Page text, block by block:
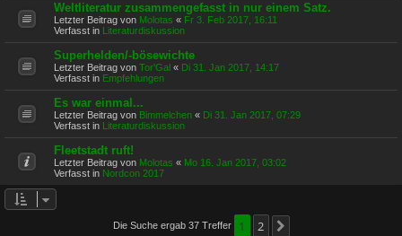
Weltliteratur zusammengefasst in nur einem Satz.
Letzter Beitrag von Molotas « Fr 3. Feb 2017, 16:11
Verfasst in Literaturdiskussion
Superhelden/-bösewichte
Letzter Beitrag von Tor'Gal « Di 31. Jan 2017, 14:17
Verfasst in Empfehlungen
Es war einmal...
Letzter Beitrag von Bimmelchen « Di 31. Jan 2017, 07:29
Verfasst in Literaturdiskussion
Fleetstadt ruft!
Letzter Beitrag von Molotas « Mo 16. Jan 2017, 03:02
Verfasst in Nordcon 2017
Die Suche ergab 37 Treffer 1 2